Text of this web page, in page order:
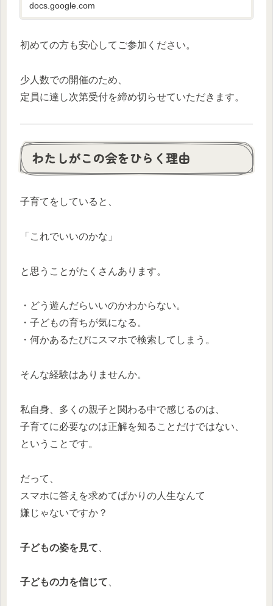
docs.google.com
初めての方も安心してご参加ください。
少人数での開催のため、
定員に達し次第受付を締め切らせていただきます。
わたしがこの会をひらく理由
子育てをしていると、
「これでいいのかな」
と思うことがたくさんあります。
・どう遊んだらいいのかわからない。
・子どもの育ちが気になる。
・何かあるたびにスマホで検索してしまう。
そんな経験はありませんか。
私自身、多くの親子と関わる中で感じるのは、
子育てに必要なのは正解を知ることだけではない、
ということです。
だって、
スマホに答えを求めてばかりの人生なんて
嫌じゃないですか？
子どもの姿を見て
子どもの力を信じて